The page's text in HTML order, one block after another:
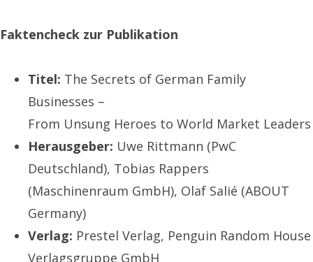
Faktencheck zur Publikation
Titel: The Secrets of German Family
Businesses –
From Unsung Heroes to World Market Leaders
Herausgeber: Uwe Rittmann (PwC
Deutschland), Tobias Rappers
(Maschinenraum GmbH), Olaf Salié (ABOUT
Germany)
Verlag: Prestel Verlag, Penguin Random House
Verlagsgruppe GmbH